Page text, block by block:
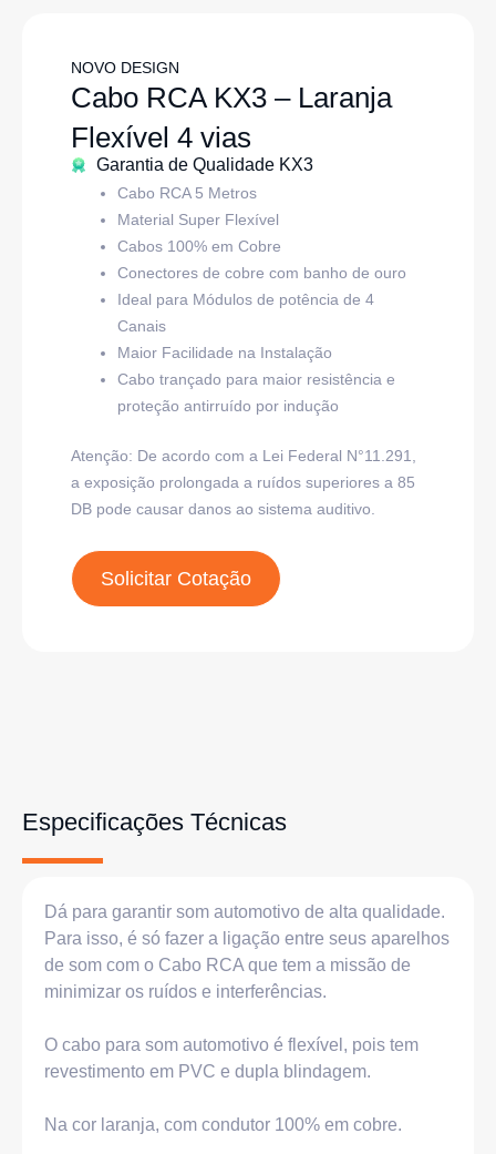
NOVO DESIGN
Cabo RCA KX3 – Laranja
Flexível 4 vias
Garantia de Qualidade KX3
Cabo RCA 5 Metros
Material Super Flexível
Cabos 100% em Cobre
Conectores de cobre com banho de ouro
Ideal para Módulos de potência de 4
Canais
Maior Facilidade na Instalação
Cabo trançado para maior resistência e
proteção antirruído por indução
Atenção: De acordo com a Lei Federal N°11.291,
a exposição prolongada a ruídos superiores a 85
DB pode causar danos ao sistema auditivo.
Solicitar Cotação
Especificações Técnicas
Dá para garantir som automotivo de alta qualidade.
Para isso, é só fazer a ligação entre seus aparelhos
de som com o Cabo RCA que tem a missão de
minimizar os ruídos e interferências.
O cabo para som automotivo é flexível, pois tem
revestimento em PVC e dupla blindagem.
Na cor laranja, com condutor 100% em cobre.